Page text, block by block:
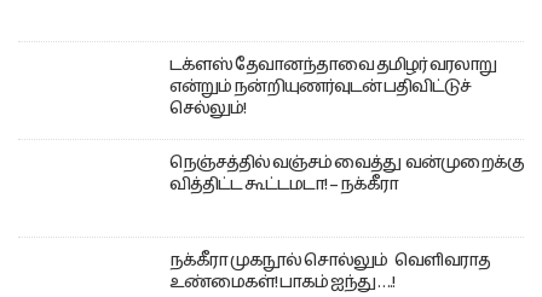
டக்ளஸ் தேவானந்தாவை தமிழர் வரலாறு
என்றும் நன்றியுணர்வுடன் பதிவிட்டுச்
செல்லும்!
நெஞ்சத்தில் வஞ்சம் வைத்து வன்முறைக்கு
வித்திட்ட கூட்டமடா! – நக்கீரா
நக்கீரா முகநூல் சொல்லும் வெளிவராத
உண்மைகள்! பாகம் ஐந்து ….!